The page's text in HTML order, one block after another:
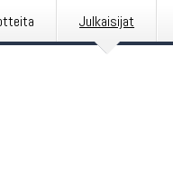
Julkaisijat